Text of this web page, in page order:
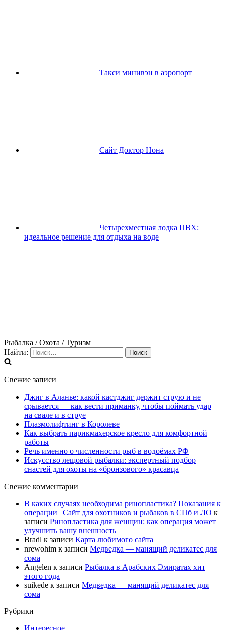
Такси минивэн в аэропорт
Сайт Доктор Нона
Четырехместная лодка ПВХ:
идеальное решение для отдыха на воде
Рыбалка / Охота / Туризм
Найти:
Свежие записи
Джиг в Аланье: какой кастджиг держит струю и не
срывается — как вести приманку, чтобы поймать удар
на свале и в струе
Плазмолифтинг в Королеве
Как выбрать парикмахерское кресло для комфортной
работы
Речь именно о численности рыб в водоёмах РФ
Искусство лещовой рыбалки: экспертный подбор
снастей для охоты на «бронзового» красавца
Свежие комментарии
В каких случаях необходима ринопластика? Показания к
операции | Сайт для охотников и рыбаков в СПб и ЛО к
записи Ринопластика для женщин: как операция может
улучшить вашу внешность
Bradl к записи Карта любимого сайта
nrewohim к записи Медведка — манящий деликатес для
сома
Angelen к записи Рыбалка в Арабских Эмиратах хит
этого года
suikede к записи Медведка — манящий деликатес для
сома
Рубрики
Интересное